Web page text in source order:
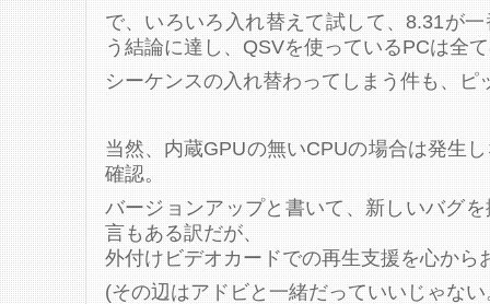
で、いろいろ入れ替えて試して、8.31が
う結論に達し、QSVを使っているPCは全
シーケンスの入れ替わってしまう件も、ピ
当然、内蔵GPUの無いCPUの場合は発生
確認。
バージョンアップと書いて、新しいバグ
言もある訳だが、
外付けビデオカードでの再生支援を心から
(その辺はアドビと一緒だっていいじゃない